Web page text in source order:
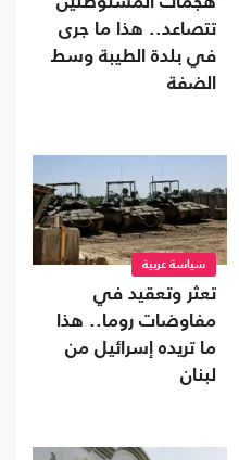
تتصاعد.. هذا ما جرى
في بلدة الطيبة وسط
الضفة
سياسة عربية
تعثر وتعقيد في
مفاوضات روما.. هذا
ما تريده إسرائيل من
لبنان